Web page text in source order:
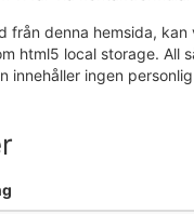
denna hemsida,
html5 local storage. All
ingen